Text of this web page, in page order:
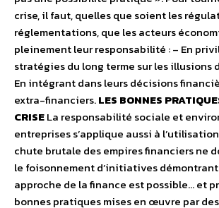
crise, il faut, quelles que soient les
réglementations, que les acteurs
pleinement leur responsabilité : – En
stratégies du long terme sur les illusions
En intégrant dans leurs décisions
extra-financiers.LES BONNES
CRISELa responsabilité sociale et
entreprises s’applique aussi à
chute brutale des empires financiers ne
le foisonnement d’initiatives démontrant
approche de la finance est possible… et
bonnes pratiques mises en œuvre par